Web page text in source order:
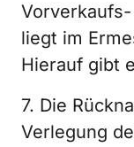
liegt im
Hierauf gibt
7. Die
Verlegung